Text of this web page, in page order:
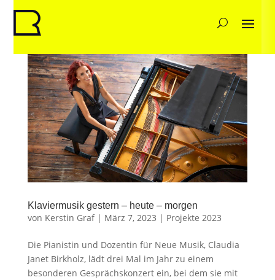
Klaviermusik gestern – heute – morgen
von Kerstin Graf| März 7, 2023 | Projekte 2023
Die Pianistin und Dozentin für Neue Musik, Claudia
Janet Birkholz, lädt drei Mal im Jahr zu einem
besonderen Gesprächskonzert ein, bei dem sie mit